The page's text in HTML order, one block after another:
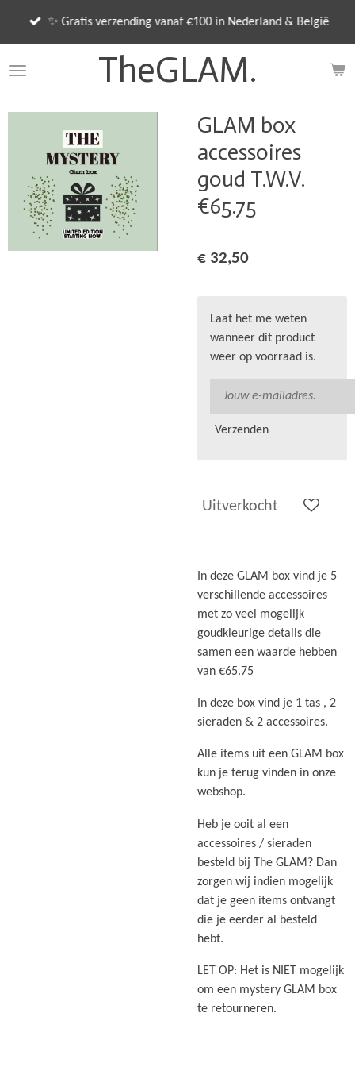
de
TheGLAM.
✨ Gratis verzending vanaf €100 in Nederland & België
GLAM box
accessoires
goud T.W.V.
€65.75
€ 32,50
Laat het me weten
wanneer dit product
weer op voorraad is.
Verzenden
Uitverkocht
In deze GLAM box vind je 5
verschillende accessoires
met zo veel mogelijk
goudkleurige details die
samen een waarde hebben
van €65.75
In deze box vind je 1 tas , 2
sieraden & 2 accessoires.
Alle items uit een GLAM box
kun je terug vinden in onze
webshop.
Heb je ooit al een
accessoires / sieraden
besteld bij The GLAM? Dan
zorgen wij indien mogelijk
dat je geen items ontvangt
die je eerder al besteld
hebt.
LET OP: Het is NIET mogelijk
om een mystery GLAM box
te retourneren.